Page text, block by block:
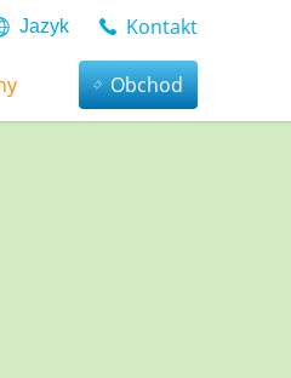
Jazyk Kontakt
Obchod